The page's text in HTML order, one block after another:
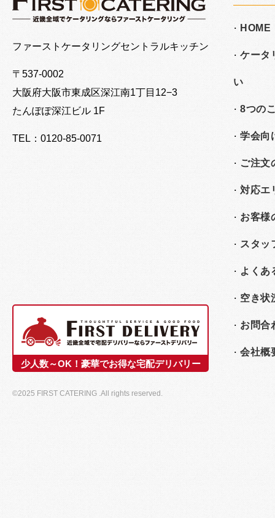
ファーストケータリングセントラルキッチン
〒537-0002
大阪府大阪市東成区深江南1丁目12−3
たんぽぽ深江ビル 1F
TEL：0120-85-0071
少人数～OK！豪華でお得な宅配デリバリー
©2025 FIRST CATERING .All rights reserved.
HOME
ケータ
い
8つの
学会向
ご注文
対応エ
お客様
スタッ
よくあ
空き状
お問合
会社概